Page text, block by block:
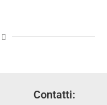
Contatti: